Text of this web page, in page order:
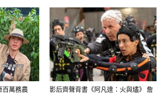
，南韓演員李政宰去年2月也宣
世界。
百萬務農
影后齊聲背書《阿凡達：火與燼》 詹